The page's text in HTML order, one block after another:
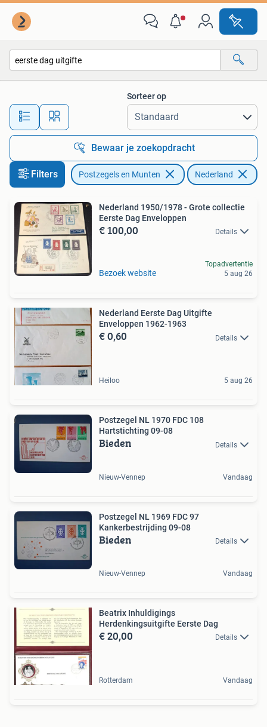
Alle afstanden…
Sorteer op
Bewaar je zoekopdracht
Filters Postzegels en Munten Nederland
Nederland 1950/1978 - Grote collectie
Eerste Dag Enveloppen
€ 100,00 Details
Bezoek website
Topadvertentie
5 aug 26
Nederland Eerste Dag Uitgifte
Enveloppen 1962-1963
€ 0,60 Details
Heiloo 5 aug 26
Postzegel NL 1970 FDC 108
Hartstichting 09-08
Bieden Details
Nieuw-Vennep Vandaag
Postzegel NL 1969 FDC 97
Kankerbestrijding 09-08
Bieden Details
Nieuw-Vennep Vandaag
Beatrix Inhuldigings
Herdenkingsuitgifte Eerste Dag
€ 20,00 Details
Rotterdam Vandaag